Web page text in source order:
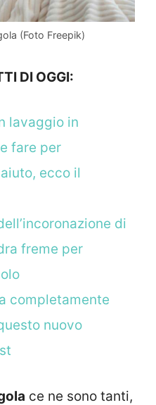
(Foto Freepik)
DI OGGI:
lavaggio in
fare per
ecco il
di
freme per
completamente
nuovo
ce ne sono tanti,